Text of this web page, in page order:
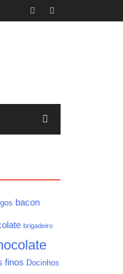
bacon
brigadeiro
finos Docinhos